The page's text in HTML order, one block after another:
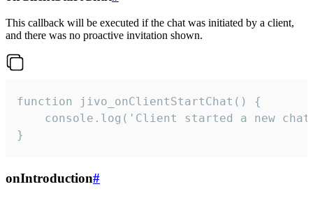
This callback will be executed if the chat was initiated by a client,
and there was no proactive invitation shown.
function jivo_onClientStartChat() {
console.log('Client started a new
}
onIntroduction#